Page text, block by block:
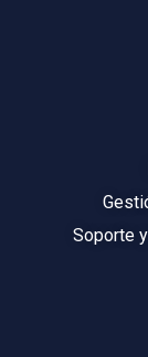
Soporte